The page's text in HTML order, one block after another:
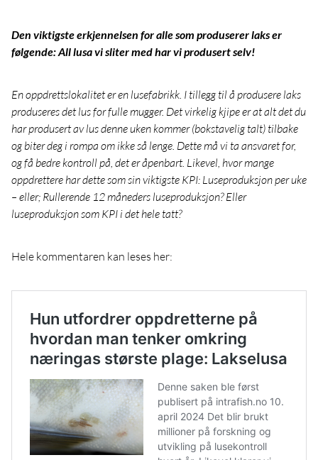
Den viktigste erkjennelsen for alle som produserer laks er
følgende: All lusa vi sliter med har vi produsert selv!
En oppdrettslokalitet er en lusefabrikk. I tillegg til å produsere laks
produseres det lus for fulle mugger. Det virkelig kjipe er at alt det du
har produsert av lus denne uken kommer (bokstavelig talt) tilbake
og biter deg i rompa om ikke så lenge. Dette må vi ta ansvaret for,
og få bedre kontroll på, det er åpenbart. Likevel, hvor mange
oppdrettere har dette som sin viktigste KPI: Luseproduksjon per uke
– eller; Rullerende 12 måneders luseproduksjon? Eller
luseproduksjon som KPI i det hele tatt?
Hele kommentaren kan leses her: